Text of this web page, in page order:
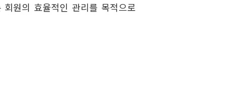
원의 효율적인 관리를 목적으로